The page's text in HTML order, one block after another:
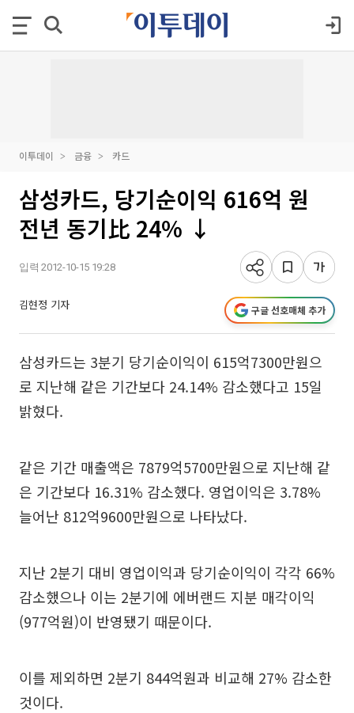
이투데이 금융 카드
삼성카드, 당기순이익 616억 원
전년 동기比 24% ↓
입력 2012-10-15 19:28
김현정 기자 구글 선호매체 추가
삼성카드는 3분기 당기순이익이 615억7300만원으
로 지난해 같은 기간보다 24.14% 감소했다고 15일
밝혔다.
같은 기간 매출액은 7879억5700만원으로 지난해 같
은 기간보다 16.31% 감소했다. 영업이익은 3.78%
늘어난 812억9600만원으로 나타났다.
지난 2분기 대비 영업이익과 당기순이익이 각각 66%
감소했으나 이는 2분기에 에버랜드 지분 매각이익
(977억원)이 반영됐기 때문이다.
이를 제외하면 2분기 844억원과 비교해 27% 감소한
것이다.